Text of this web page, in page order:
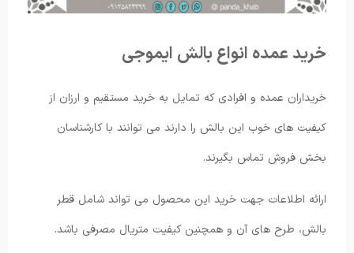
خرید عمده انواع بالش ایموجی
خریداران عمده و افرادی که تمایل به خرید مستقیم و ارزان از
کیفیت های خوب این بالش را دارند می توانند با کارشناسان
بخش فروش تماس بگیرند.
ارائه اطلاعات جهت خرید این محصول می تواند شامل قطر
بالش، طرح های آن و همچنین کیفیت متریال مصرفی باشد.